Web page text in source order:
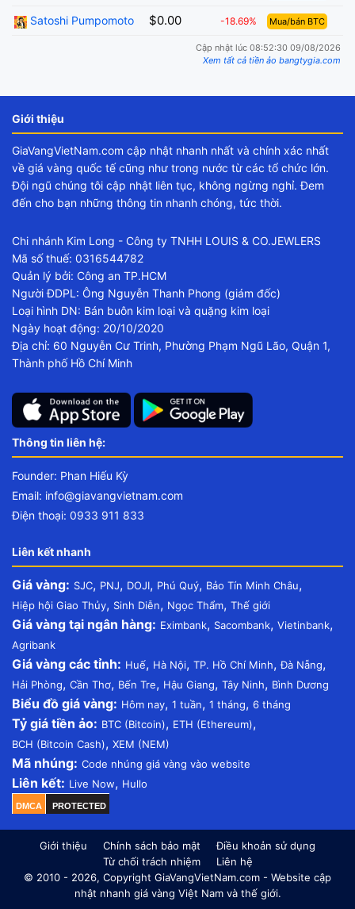
Satoshi Pumpomoto $0.00 -18.69% Mua/bán BTC
Cập nhật lúc 08:52:30 09/08/2026
Xem tất cả tiền ảo bangtygia.com
Giới thiệu
GiaVangVietNam.com cập nhật nhanh nhất và chính xác nhất
về giá vàng quốc tế cũng như trong nước từ các tổ chức lớn.
Đội ngũ chúng tôi cập nhật liên tục, không ngừng nghỉ. Đem
đến cho bạn những thông tin nhanh chóng, tức thời.
Chi nhánh Kim Long - Công ty TNHH LOUIS & CO.JEWLERS
Mã số thuế: 0316544782
Quản lý bởi: Công an TP.HCM
Người ĐDPL: Ông Nguyễn Thanh Phong (giám đốc)
Loại hình DN: Bán buôn kim loại và quặng kim loại
Ngày hoạt động: 20/10/2020
Địa chỉ: 60 Nguyễn Cư Trinh, Phường Phạm Ngũ Lão, Quận 1,
Thành phố Hồ Chí Minh
Thông tin liên hệ:
Founder: Phan Hiếu Kỳ
Email: info@giavangvietnam.com
Điện thoại: 0933 911 833
Liên kết nhanh
Giá vàng: SJC, PNJ, DOJI, Phú Quý, Bảo Tín Minh Châu,
Hiệp hội Giao Thủy, Sinh Diễn, Ngọc Thẩm, Thế giới
Giá vàng tại ngân hàng: Eximbank, Sacombank, Vietinbank,
Agribank
Giá vàng các tỉnh: Huế, Hà Nội, TP. Hồ Chí Minh,Đà Nẵng,
Hải Phòng, Cần Thơ, Bến Tre, Hậu Giang, Tây Ninh, Bình Dương
Biểu đồ giá vàng: Hôm nay, 1 tuần, 1 tháng, 6 tháng
Tỷ giá tiền ảo: BTC (Bitcoin), ETH (Ethereum),
BCH (Bitcoin Cash), XEM (NEM)
Mã nhúng: Code nhúng giá vàng vào website
Liên kết: Live Now, Hullo
DMCA PROTECTED
Giới thiệu Chính sách bảo mật
Điều khoản sử dụng
Từ chối trách nhiệm
Liên hệ
© 2010 - 2026, Copyright GiaVangVietNam.com - Website cập
nhật nhanh giá vàng Việt Nam và thế giới.